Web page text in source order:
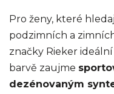
Pro ženy, které
podzimních a
značky Rieker
barvě zaujme
dezénovaným